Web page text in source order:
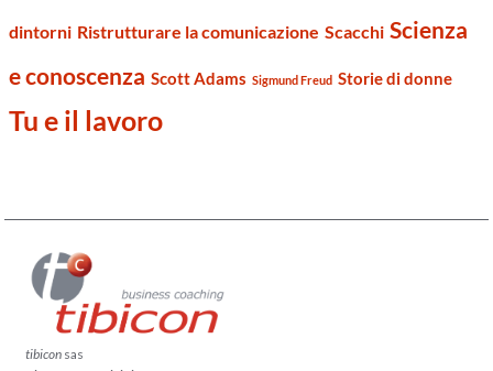
dintorni Ristrutturare la comunicazione Scacchi Scienza
e conoscenza Scott Adams Sigmund Freud Storie di donne
Tu e il lavoro
tibicon sas